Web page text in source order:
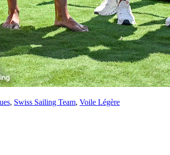
, Swiss Sailing Team, Voile Légère